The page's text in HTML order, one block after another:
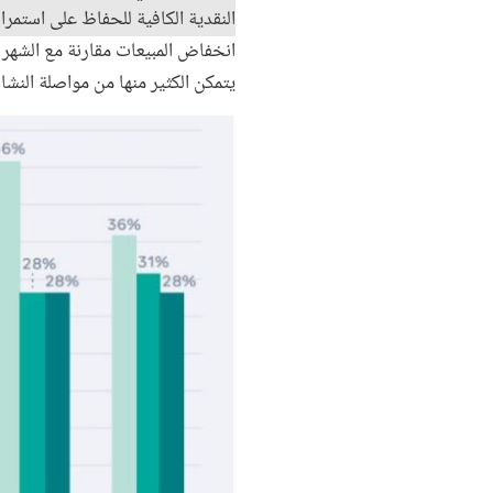
النقدية الكافية للحفاظ على
يتمكن الكثير منها من مواصلة
Image